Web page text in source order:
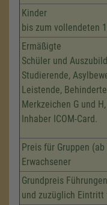
Kinder
bis zum vollendeten
Ermäßigte
Schüler und
Studierende,
Leistende,
Merkzeichen G und
Inhaber ICOM-Card.
Preis für Gruppen
Erwachsener
Grundpreis
und zuzüglich Eintritt